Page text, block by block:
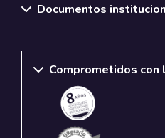
Documentos
Comprometidos con